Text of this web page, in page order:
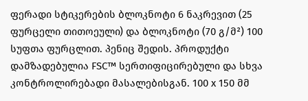
ფერადი სტიკერების ბლოკნოტი 6 ნაკრევით (25
ფურცელი თითოეული) და ბლოკნოტი (70 გ/მ²) 100
სუფთა ფურცლით. პენიც შედის. პროდუქტი
დამზადებულია FSC™ სერთიფიცირებული და სხვა
კონტროლირებადი მასალებისგან. 100 x 150 მმ